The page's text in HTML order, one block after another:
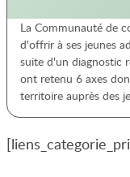
La Communauté de
d'offrir à ses jeunes
suite d'un diagnostic
ont retenu 6 axes
territoire auprès des